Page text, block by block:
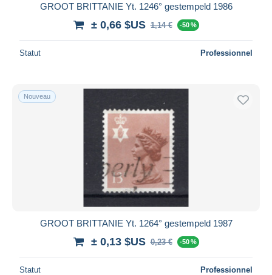
GROOT BRITTANIE Yt. 1246° gestempeld 1986
± 0,66 $US 1,14 € -50 %
Statut Professionnel
Nouveau
GROOT BRITTANIE Yt. 1264° gestempeld 1987
± 0,13 $US 0,23 € -50 %
Statut Professionnel